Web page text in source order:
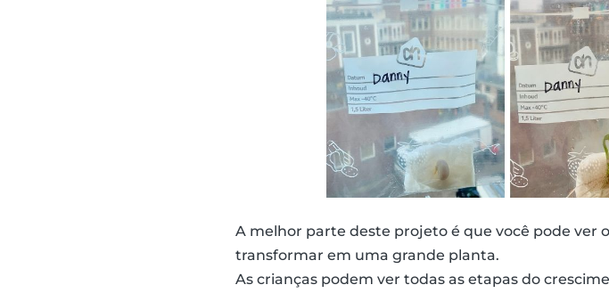
A melhor parte deste projeto é que você pode ver
transformar em uma grande planta.
As crianças podem ver todas as etapas do